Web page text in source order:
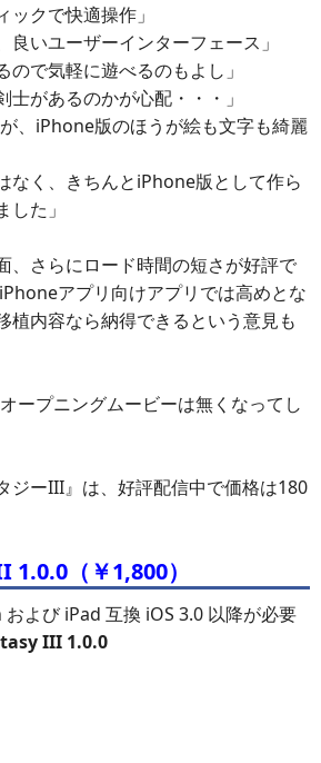
ックで快適操作」
良いユーザーインターフェース」
ので気軽に遊べるのもよし」
士があるのかが心配・・・」
が、iPhone版のほうが絵も文字も綺麗
なく、きちんとiPhone版として作ら
た」
、さらにロード時間の短さが好評で
アプリ向けアプリでは高めとな
植内容なら納得できるという意見も
ープニングムービーは無くなってし
ジーIII』は、好評配信中で価格は180
（￥1,800）
よび iPad 互換 iOS 3.0 以降が必要
III 1.0.0